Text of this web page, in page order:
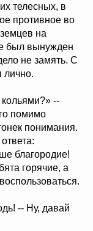
телесных, в
противное во
на
был вынужден
не замять. С
лично.
--
помимо
понимания.
благородие!
горячие, а
-- Ну, давай